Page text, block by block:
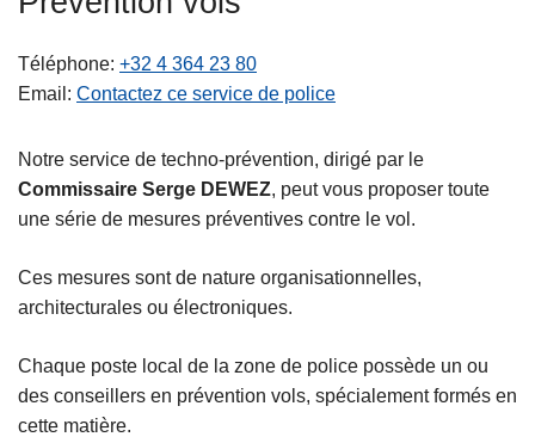
Téléphone +32 4 364 23 80
Email
Contactez ce service de police
Notre service de techno-prévention, dirigé par le
Commissaire Serge DEWEZ, peut vous proposer toute
une série de mesures préventives contre le vol.
Ces mesures sont de nature organisationnelles,
architecturales ou électroniques.
Chaque poste local de la zone de police possède un ou
des conseillers en prévention vols, spécialement formés en
cette matière.